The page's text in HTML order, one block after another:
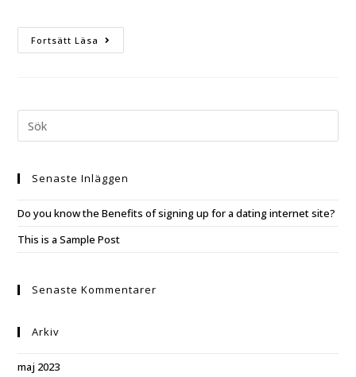
Fortsätt Läsa
Senaste Inläggen
Do you know the Benefits of signing up for a dating internet site?
This is a Sample Post
Senaste Kommentarer
Arkiv
maj 2023